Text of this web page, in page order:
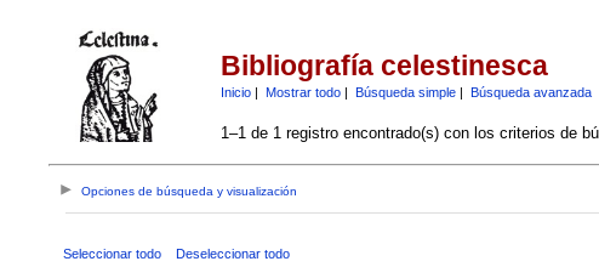
Bibliografía celestinesca
Inicio| Mostrar todo| Búsqueda simple| Búsqueda avanzada
1–1 de 1 registro encontrado(s) con los criterios de
Opciones de búsqueda y visualización
Seleccionar todo Deseleccionar todo